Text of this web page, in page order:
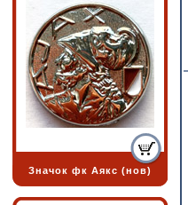
Значок фк Аякс (нов)